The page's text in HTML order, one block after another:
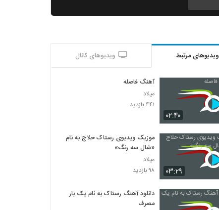
آهنگ آرین احمدی بنام ای عشق
دانلود آهنگ دنیا نمیزاره از امید ربیعی
۲۶۳ بازدید
دانلود آهنگ شیرین مثه یه لبخند از روشان
۲۸۵ بازدید
موزیک زیبای چشم سیاهت از آراز اسماعیلی
۳۸۱ بازدید
ویدیوهای مرتبط ویدیوهای کانال
۰۲:۴۰
آهنگ فاصله
میلاد
۴۴۱ بازدید
۰۳:۲۹
موزیک ویدیوی رستاک حلاج به نام
«شال سه رنگ»
میلاد
۹۸ بازدید
دانلود آهنگ رستاک به نام یک بار
مصرف